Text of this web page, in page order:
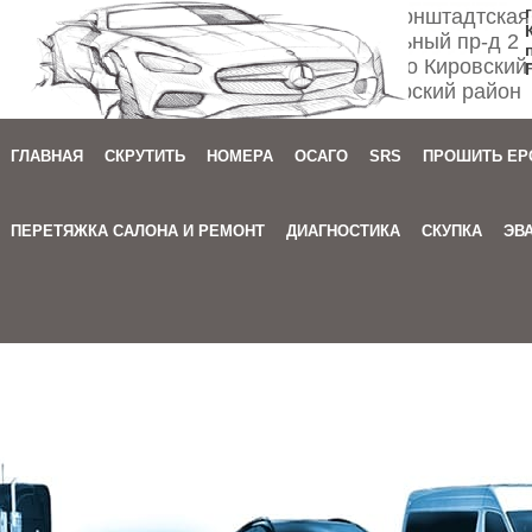
Спб ул.
Мебельный пр-д 2
м. Автово
Приморский район
ГЛАВНАЯ СКРУТИТЬ НОМЕРА ОСАГО SRS ПРОШИТЬ
ПЕРЕТЯЖКА САЛОНА И РЕМОНТ ДИАГНОСТИКА СКУПКА